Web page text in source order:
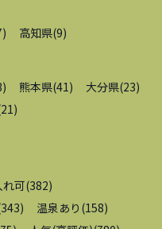
) 高知県(9)
) 熊本県(41) 大分県(23)
21)
可(382)
343) 温泉あり (158)